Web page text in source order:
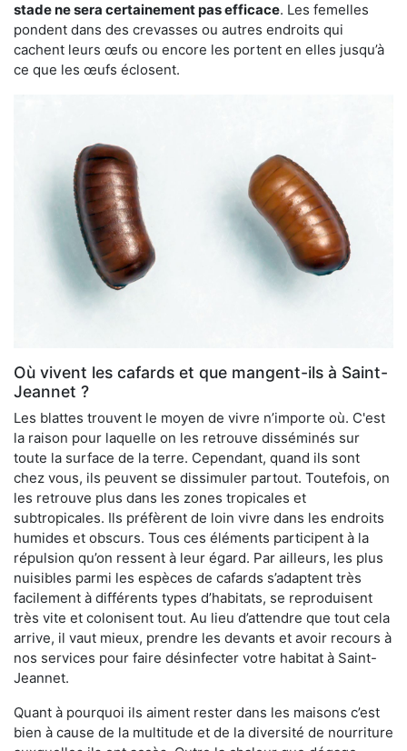
stade ne sera certainement pas efficace. Les femelles
pondent dans des crevasses ou autres endroits qui
cachent leurs œufs ou encore les portent en elles jusqu’à
ce que les œufs éclosent.
Où vivent les cafards et que mangent-ils à Saint-
Jeannet ?
Les blattes trouvent le moyen de vivre n’importe où. C'est
la raison pour laquelle on les retrouve disséminés sur
toute la surface de la terre. Cependant, quand ils sont
chez vous, ils peuvent se dissimuler partout. Toutefois, on
les retrouve plus dans les zones tropicales et
subtropicales. Ils préfèrent de loin vivre dans les endroits
humides et obscurs. Tous ces éléments participent à la
répulsion qu’on ressent à leur égard. Par ailleurs, les plus
nuisibles parmi les espèces de cafards s’adaptent très
facilement à différents types d’habitats, se reproduisent
très vite et colonisent tout. Au lieu d’attendre que tout cela
arrive, il vaut mieux, prendre les devants et avoir recours à
nos services pour faire désinfecter votre habitat à Saint-
Jeannet.
Quant à pourquoi ils aiment rester dans les maisons c’est
bien à cause de la multitude et de la diversité de nourriture